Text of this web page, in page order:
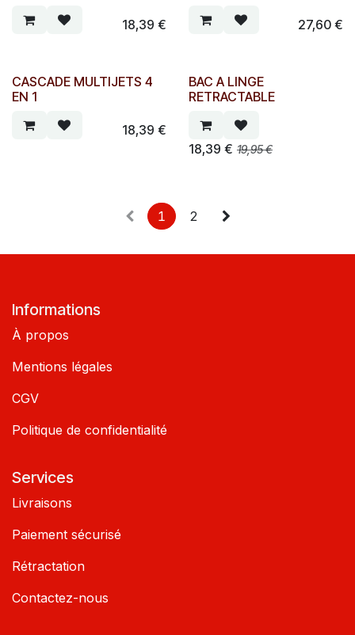
18,39 € 27,60€
CASCADE MULTIJETS 4
EN 1
18,39 €
BAC A LINGE
RETRACTABLE
18,39 € 19,95€
1 2
Informations
À propos
Mentions légales
CGV
Politique de confidentialité
Services
Livraisons
Paiement sécurisé
Rétractation
Contactez-nous